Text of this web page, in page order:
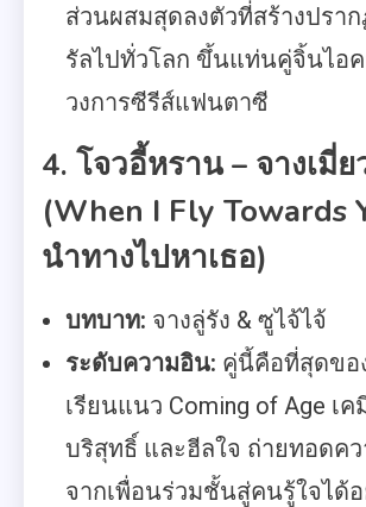
ส่วนผสมสุดลงตัวที่สร้างปรา
รัลไปทั่วโลก ขึ้นแท่นคู่จิ้นไอ
วงการซีรีส์แฟนตาซี
4. โจวอี้หราน – จางเมี่ย
(When I Fly Towards
นำทางไปหาเธอ)
บทบาท: จางลู่รัง & ซูไจ้ไจ้
ระดับความอิน: คู่นี้คือที่สุดขอ
เรียนแนว Coming of Age เ
บริสุทธิ์ และฮีลใจ ถ่ายทอดค
จากเพื่อนร่วมชั้นสู่คนรู้ใจได้